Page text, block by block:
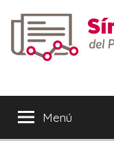
contenido
Menú